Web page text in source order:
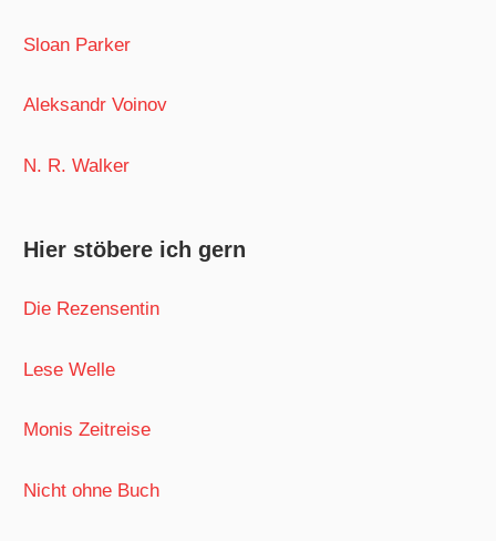
Sloan Parker
Aleksandr Voinov
N. R. Walker
Hier stöbere ich gern
Die Rezensentin
Lese Welle
Monis Zeitreise
Nicht ohne Buch